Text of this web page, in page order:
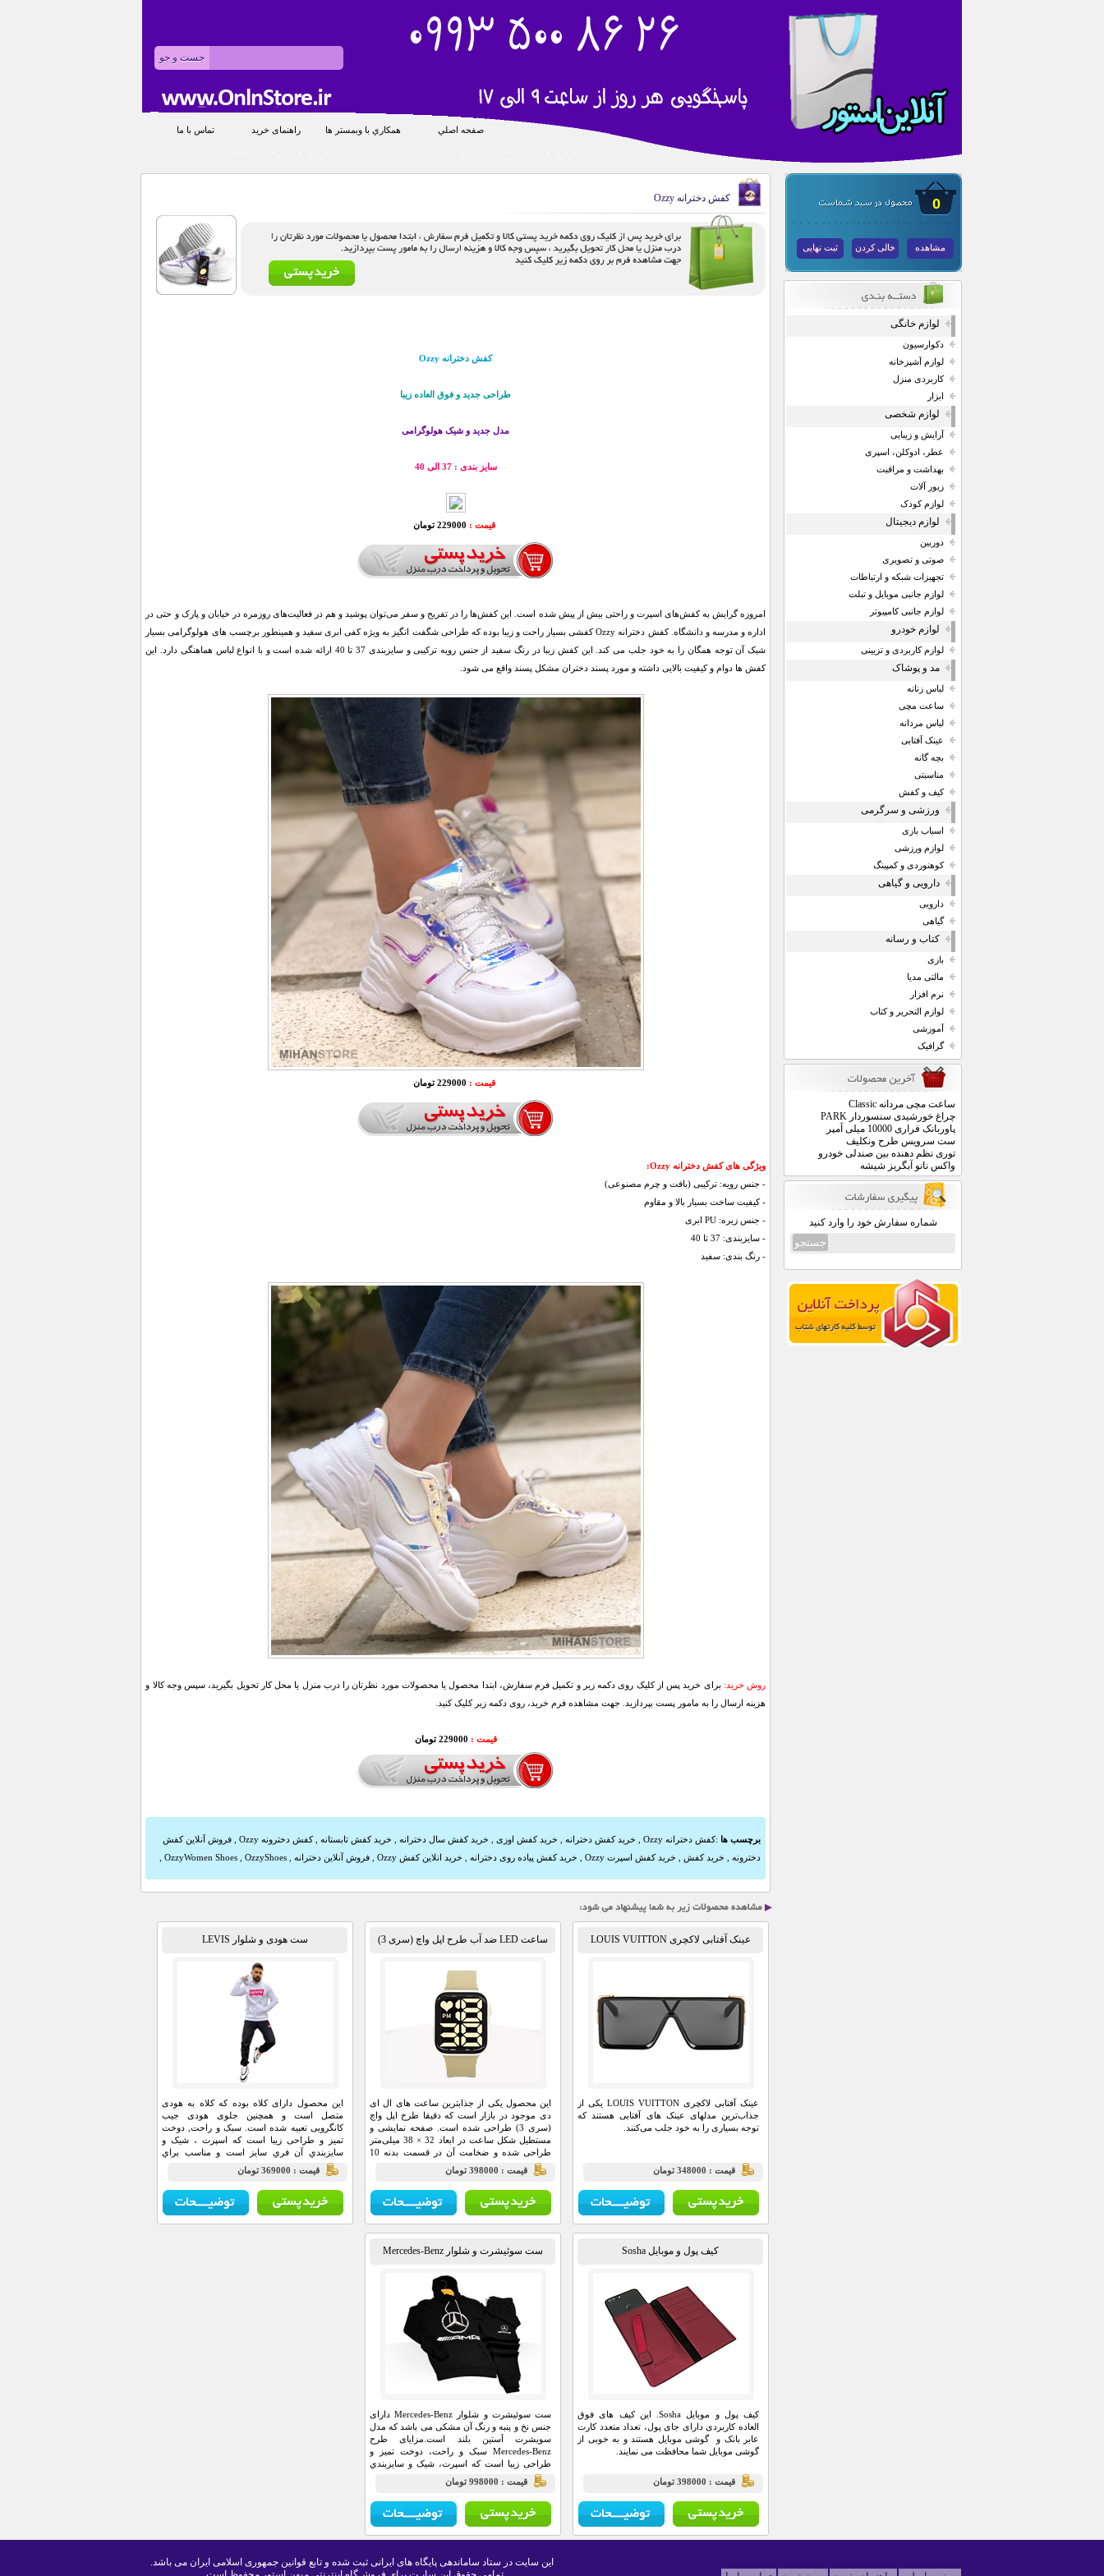
صفحه اصلي همکاري با وبمستر ها راهنمای خرید تماس با ما
0
مشاهده خالی کردن ثبت نهایی
لوازم خانگی
دکوارسیون
لوازم آشپزخانه
کاربردی منزل
ابزار
لوازم شخصی
آرایش و زیبایی
عطر، ادوکلن، اسپری
بهداشت و مراقبت
زیور آلات
لوازم کودک
لوازم دیجیتال
دوربین
صوتی و تصویری
تجهیزات شبکه و ارتباطات
لوازم جانبی موبایل و تبلت
لوازم جانبی کامپیوتر
لوازم خودرو
لوازم کاربردی و تزیینی
مد و پوشاک
لباس زنانه
ساعت مچی
لباس مردانه
عینک آفتابی
بچه گانه
مناسبتی
کیف و کفش
ورزشی و سرگرمی
اسباب بازی
لوازم ورزشی
کوهنوردی و کمپینگ
دارویی و گیاهی
دارویی
گیاهی
کتاب و رسانه
بازی
مالتی مدیا
نرم افزار
لوازم التحریر و کتاب
آموزشی
گرافیک
ساعت مچی مردانه Classic
چراغ خورشیدی سنسوردار PARK
پاوربانک فراری 10000 میلی آمپر
ست سرویس طرح ونکلیف
توری نظم دهنده بین صندلی خودرو
واکس نانو آبگریز شیشه
شماره سفارش خود را وارد کنید
کفش دخترانه Ozzy
کفش دخترانه Ozzy
طراحی جديد و فوق العاده زیبا
مدل جدید و شیک هولوگرامی
سایز بندی : 37 الی 40
قیمت : 229000 تومان
امروزه گرایش به کفش‌های اسپرت و راحتی بیش از پیش شده است. این کفش‌ها را در تفریح و سفر می‌توان پوشید و هم در فعالیت‌های روزمره در خیابان و پارک و حتی در
اداره و مدرسه و دانشگاه. کفش دخترانه Ozzy کفشی بسیار راحت و زیبا بوده که طراحی شگفت انگیز به ویژه کفی ابری سفید و همینطور برچسب های هولوگرامی بسیار
شیک آن توجه همگان را به خود جلب می کند. این کفش زیبا در رنگ سفید از جنس رویه ترکیبی و سایزبندی 37 تا 40 ارائه شده است و با انواع لباس هماهنگی دارد. این
کفش ها دوام و کیفیت بالایی داشته و مورد پسند دختران مشکل پسند واقع می شود.
قیمت : 229000 تومان
ویژگی های کفش دخترانه Ozzy:
- جنس رویه: ترکیبی (بافت و چرم مصنوعی)
- کیفیت ساخت بسیار بالا و مقاوم
- جنس زیره: PU ابری
- سایزبندی: 37 تا 40
- رنگ بندی: سفید
روش خرید: برای خرید پس از کلیک روی دکمه زیر و تکمیل فرم سفارش، ابتدا محصول یا محصولات مورد نظرتان را درب منزل یا محل کار تحویل بگیرید، سپس وجه کالا و
هزینه ارسال را به مامور پست بپردازید. جهت مشاهده فرم خرید، روی دکمه زیر کلیک کنید.
قیمت : 229000 تومان
برچسب ها :کفش دخترانه Ozzy خرید کفش دخترانه خرید کفش اوزی خرید کفش سال دخترانه خرید کفش تابستانه ,کفش دخترونه Ozzy
فروش آنلاین کفش
دخترونه
خرید کفش خرید کفش اسپرت Ozzy خرید کفش پیاده روی دخترانه خرید انلاین کفش Ozzy فروش آنلاین دخترانه OzzyWomen Shoes OzzyShoes
عینک آفتابی لاکچری LOUIS VUITTON
عینک آفتابی لاکچری LOUIS VUITTON یکی از
جذاب‌ترین مدلهای عینک های آفتابی هستند که
توجه بسیاری را به خود جلب می‌کنند.
قيمت : 348000 تومان
ساعت LED ضد آب طرح اپل واچ (سری 3)
این محصول یکی از جذابترین ساعت های ال ای
دی موجود در بازار است که دقیقا طرح اپل واچ
(سری 3) طراحی شده است. صفحه نمایشی و
مستطیل شکل ساعت در ابعاد 32 × 38 میلی‌متر
طراحی شده و ضخامت آن در قسمت بدنه 10
میلی‌متر است.
قيمت : 398000 تومان
ست هودی و شلوار LEVIS
این محصول دارای کلاه بوده که کلاه به هودی
متصل است و همچنین جلوی هودی جیب
کانگرویی تعبیه شده است. سبک و راحت, دوخت
تميز و طراحی زیبا است که اسپرت ، شیک و
سايزبندي آن فري سايز است و مناسب براي
باشگاه ,خانه و مهمانی و … می باشد. وزن و
اندازه آن بسیار سبک و خوب بوده که باعث راحتی
مصرف کننده می باشد.
قيمت : 369000 تومان
کیف پول و موبایل Sosha
کیف پول و موبایل Sosha. این کیف های فوق
العاده کاربردی دارای جای پول، تعداد متعدد کارت
عابر بانک و گوشی موبایل هستند و به خوبی از
گوشی موبایل شما محافظت می نمایند.
قيمت : 398000 تومان
ست سوئیشرت و شلوار Mercedes-Benz
ست سوئیشرت و شلوار Mercedes-Benz دارای
جنس نخ و پنبه و رنگ آن مشکی می باشد که مدل
سویشرت آستین بلند است.مزايای طرح
Mercedes-Benz سبک و راحت، دوخت تميز و
طراحی زیبا است که اسپرت، شیک و سايزبندي
آن فري سايز است.
قيمت : 998000 تومان
این سایت در ستاد ساماندهی پایگاه های ایرانی ثبت شده و تابع قوانین جمهوری اسلامی ایران می باشد.